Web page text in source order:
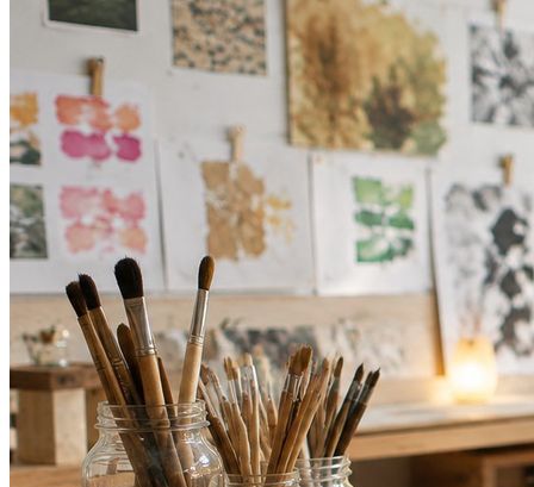
Athletico-PR